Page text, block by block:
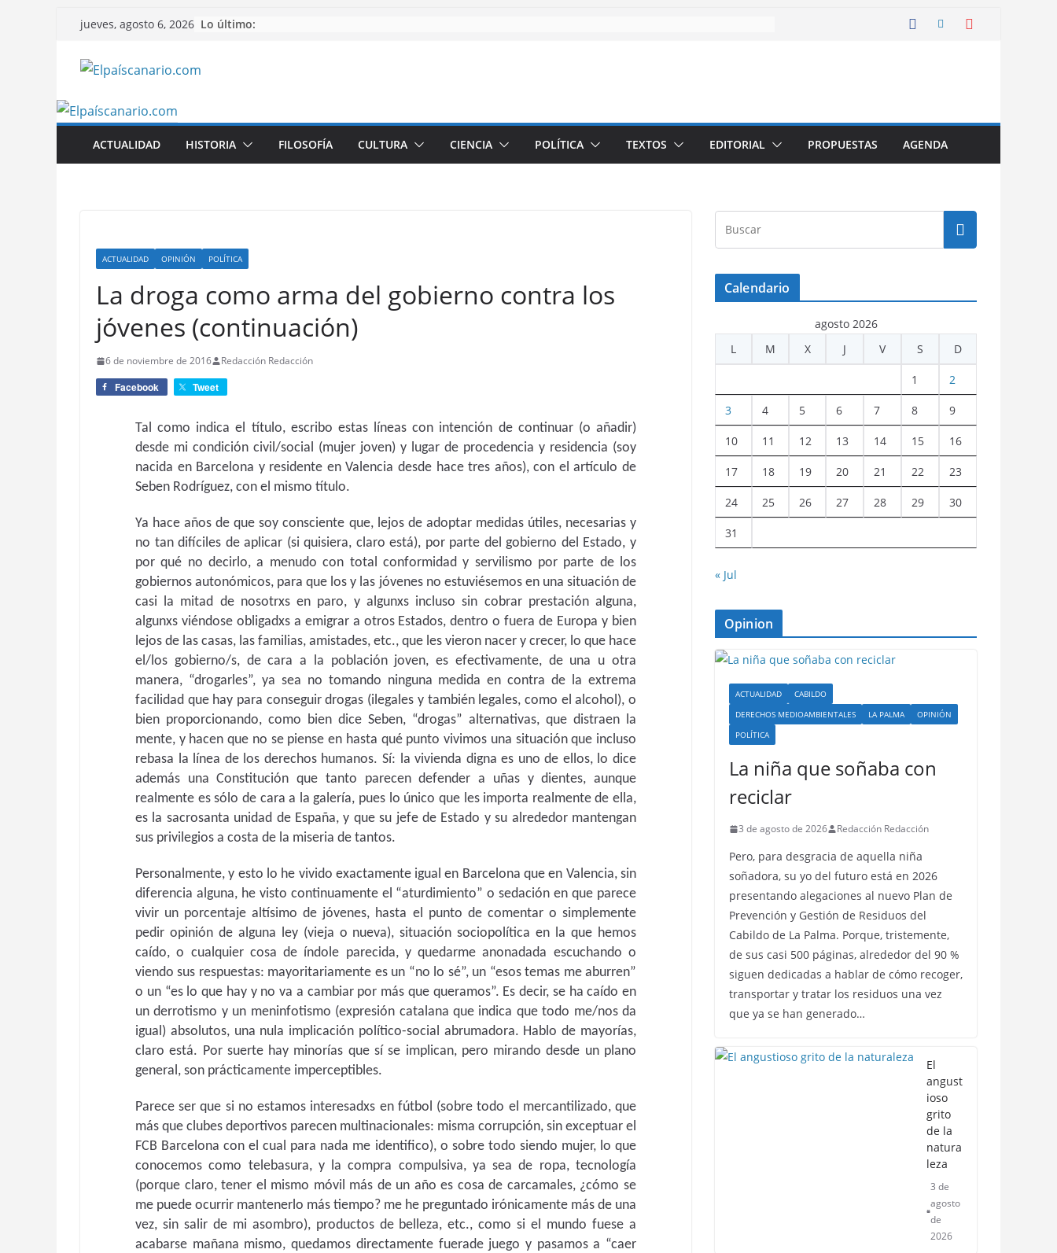
Saltar
contenido
jueves, agosto 6, 2026 Lo último:
ACTUALIDAD HISTORIA FILOSOFÍA CULTURA CIENCIA POLÍTICA TEXTOS EDITORIAL PROPUESTAS AGENDA
ACTUALIDAD OPINIÓN POLÍTICA
La droga como arma del gobierno contra los
jóvenes (continuación)
6 de noviembre de 2016 Redacción Redacción
Facebook Tweet
Tal como indica el título, escribo estas líneas con intención de continuar (o añadir)
desde mi condición civil/social (mujer joven) y lugar de procedencia y residencia (soy
nacida en Barcelona y residente en Valencia desde hace tres años), con el artículo de
Seben Rodríguez, con el mismo título.
Ya hace años de que soy consciente que, lejos de adoptar medidas útiles, necesarias y
no tan difíciles de aplicar (si quisiera, claro está), por parte del gobierno del Estado, y
por qué no decirlo, a menudo con total conformidad y servilismo por parte de los
gobiernos autonómicos, para que los y las jóvenes no estuviésemos en una situación de
casi la mitad de nosotrxs en paro, y algunxs incluso sin cobrar prestación alguna,
algunxs viéndose obligadxs a emigrar a otros Estados, dentro o fuera de Europa y bien
lejos de las casas, las familias, amistades, etc., que les vieron nacer y crecer, lo que hace
el/los gobierno/s, de cara a la población joven, es efectivamente, de una u otra
manera, “drogarles”, ya sea no tomando ninguna medida en contra de la extrema
facilidad que hay para conseguir drogas (ilegales y también legales, como el alcohol), o
bien proporcionando, como bien dice Seben, “drogas” alternativas, que distraen la
mente, y hacen que no se piense en hasta qué punto vivimos una situación que incluso
rebasa la línea de los derechos humanos. Sí: la vivienda digna es uno de ellos, lo dice
además una Constitución que tanto parecen defender a uñas y dientes, aunque
realmente es sólo de cara a la galería, pues lo único que les importa realmente de ella,
es la sacrosanta unidad de España, y que su jefe de Estado y su alrededor mantengan
sus privilegios a costa de la miseria de tantos.
Personalmente, y esto lo he vivido exactamente igual en Barcelona que en Valencia, sin
diferencia alguna, he visto continuamente el “aturdimiento” o sedación en que parece
vivir un porcentaje altísimo de jóvenes, hasta el punto de comentar o simplemente
pedir opinión de alguna ley (vieja o nueva), situación sociopolítica en la que hemos
caído, o cualquier cosa de índole parecida, y quedarme anonadada escuchando o
viendo sus respuestas: mayoritariamente es un “no lo sé”, un “esos temas me aburren”
o un “es lo que hay y no va a cambiar por más que queramos”. Es decir, se ha caído en
un derrotismo y un meninfotismo (expresión catalana que indica que todo me/nos da
igual) absolutos, una nula implicación político-social abrumadora. Hablo de mayorías,
claro está. Por suerte hay minorías que sí se implican, pero mirando desde un plano
general, son prácticamente imperceptibles.
Parece ser que si no estamos interesadxs en fútbol (sobre todo el mercantilizado, que
más que clubes deportivos parecen multinacionales: misma corrupción, sin exceptuar el
FCB Barcelona con el cual para nada me identifico), o sobre todo siendo mujer, lo que
conocemos como telebasura, y la compra compulsiva, ya sea de ropa, tecnología
(porque claro, tener el mismo móvil más de un año es cosa de carcamales, ¿cómo se
me puede ocurrir mantenerlo más tiempo? me he preguntado irónicamente más de una
vez, sin salir de mi asombro), productos de belleza, etc., como si el mundo fuese a
acabarse mañana mismo, quedamos directamente fuerade juego y pasamos a “caer
Calendario
agosto 2026
L
M X J V S D
1 2
3 4 5 6 7 8 9
10 11 12 13 14 15 16
17 18 19 20 21 22 23
24 25 26 27 28 29 30
31
« Jul
Opinion
ACTUALIDAD
CABILDO
DERECHOS MEDIOAMBIENTALES
LA PALMA
OPINIÓN
POLÍTICA
La niña que soñaba con
reciclar
3 de agosto de 2026 Redacción Redacción
Pero, para desgracia de aquella niña
soñadora, su yo del futuro está en 2026
presentando alegaciones al nuevo Plan de
Prevención y Gestión de Residuos del
Cabildo de La Palma. Porque, tristemente,
de sus casi 500 páginas, alrededor del 90 %
siguen dedicadas a hablar de cómo recoger,
transportar y tratar los residuos una vez
que ya se han generado…
El
angust
ioso
grito
de la
natura
leza
3 de
agosto
de
2026